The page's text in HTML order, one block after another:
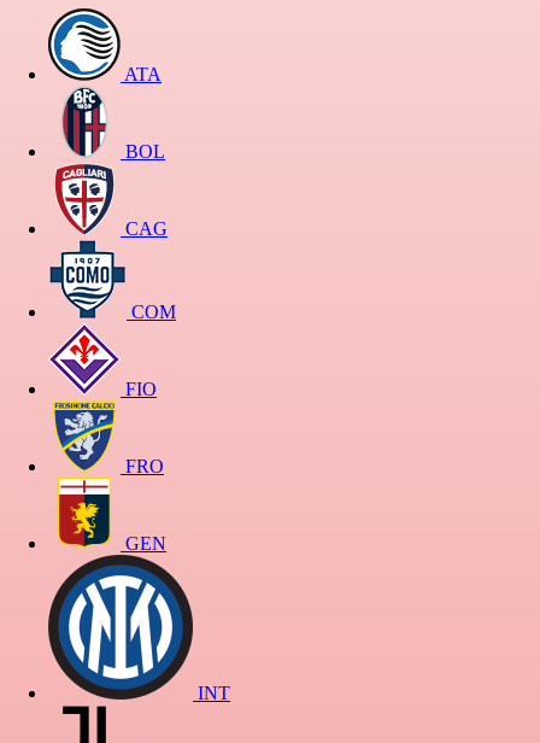
ATA
BOL
CAG
COM
FIO
FRO
GEN
INT